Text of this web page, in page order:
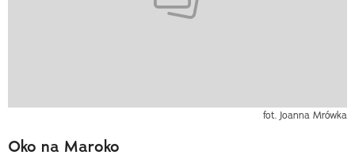
fot. Joanna Mrówka
Oko na Maroko